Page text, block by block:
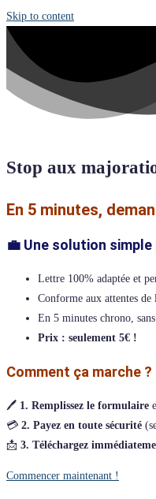
Skip to content
Stop aux
En 5 minutes,
💼 Une solution
Lettre 100% adaptée et
Conforme aux attentes de
En 5 minutes chrono, sans
Prix : seulement 5€ !
Comment ça marche ?
🖊️ 1. Remplissez le formulaire
💳 2. Payez en toute sécurité
📩 3. Téléchargez
Commencer maintenant !